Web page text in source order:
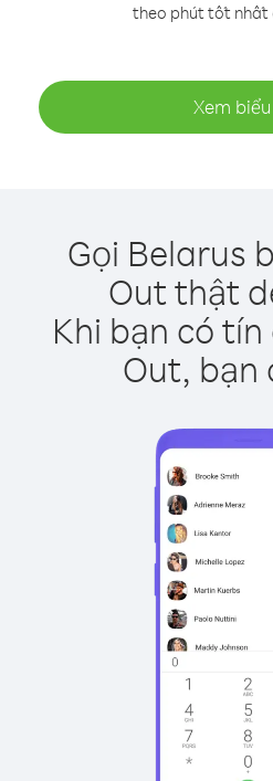
theo phút tốt nhất
Xem
Gọi Belarus
Out thật
Khi bạn có
Out, bạn